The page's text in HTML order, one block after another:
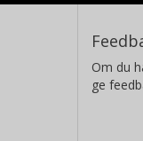
Om du
ge